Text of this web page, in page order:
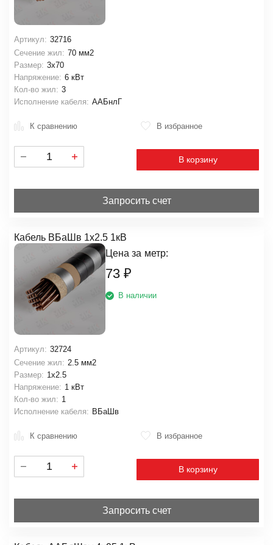
Артикул: 32716
Сечение жил: 70 мм2
Размер: 3х70
Напряжение: 6 кВт
Кол-во жил: 3
Исполнение кабеля: ААБнлГ
К сравнению В избранное
В корзину
Запросить счет
Кабель ВБаШв 1х2.5 1кВ
Цена за метр:
73 ₽
В наличии
Артикул: 32724
Сечение жил: 2.5 мм2
Размер: 1х2.5
Напряжение: 1 кВт
Кол-во жил: 1
Исполнение кабеля: ВБаШв
К сравнению В избранное
В корзину
Запросить счет